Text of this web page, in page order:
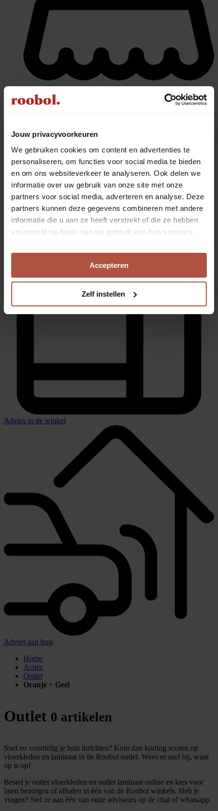
Jouw privacyvoorkeuren
We gebruiken cookies om content en advertenties te
personaliseren, om functies voor social media te bieden
en om ons websiteverkeer te analyseren. Ook delen we
informatie over uw gebruik van onze site met onze
partners voor social media, adverteren en analyse. Deze
partners kunnen deze gegevens combineren met andere
informatie die u aan ze heeft verstrekt of die ze hebben
verzameld op basis van uw gebruik van hun services.
Accepteren
Zelf instellen
Advies in de winkel
Advies in de winkel
Advies aan huis
Home
Acties
Outlet
Oranje + Geel
Outlet 0 artikelen
Snel en voordelig je huis inrichten? Kom dan korting scoren op
vloerkleden en laminaat in de Roobol outlet. Wees er snel bij, want
op is op!
Bestel je outlet vloerkleden en outlet laminaat online en kies voor
laten bezorgen of afhalen in één van de Roobol winkels. Heb je
vragen? Stel ze aan één van onze adviseurs op de chat of whatsapp.